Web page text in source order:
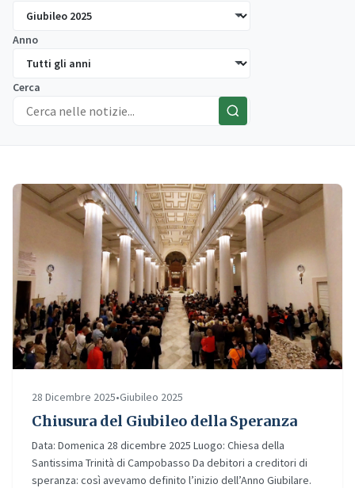
Anno
Cerca
28 Dicembre 2025•Giubileo 2025
Chiusura del Giubileo della Speranza
Data: Domenica 28 dicembre 2025 Luogo: Chiesa della
Santissima Trinità di Campobasso Da debitori a creditori di
speranza: così avevamo definito l’inizio dell’Anno Giubilare.